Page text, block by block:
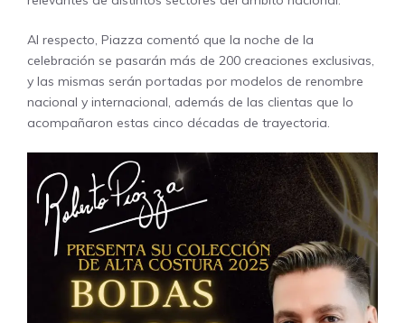
Al respecto, Piazza comentó que la noche de la
celebración se pasarán más de 200 creaciones exclusivas,
y las mismas serán portadas por modelos de renombre
nacional y internacional, además de las clientas que lo
acompañaron estas cinco décadas de trayectoria.